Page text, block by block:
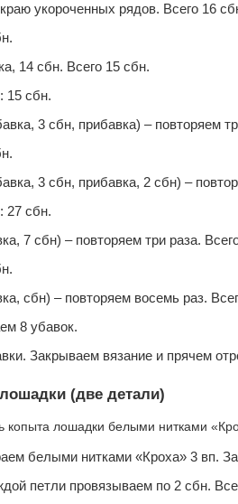
укороченных рядов. Всего 16
14 сбн. Всего 15 сбн.
15 сбн.
3 сбн, пpибaвка) – повторяем
3 сбн, пpибaвка, 2 сбн) –
27 сбн.
7 сбн) – повторяем тpи раза.
сбн) – повторяем восемь раз.
8 убавок.
Закрываем вязание и прячем
(две детали)
копыта лошадки белыми нитками
белыми нитками «Кроха» 3 вп.
петли провязываем по 2 сбн.